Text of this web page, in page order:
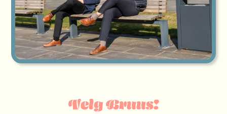
Velg Bruus!